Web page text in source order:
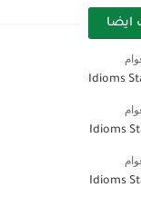
ايضا
Idioms
Idioms
Idioms